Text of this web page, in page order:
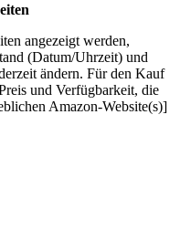
angezeigt werden,
(Datum/Uhrzeit) und
ändern. Für den Kauf
und Verfügbarkeit, die
Amazon-Website(s)]